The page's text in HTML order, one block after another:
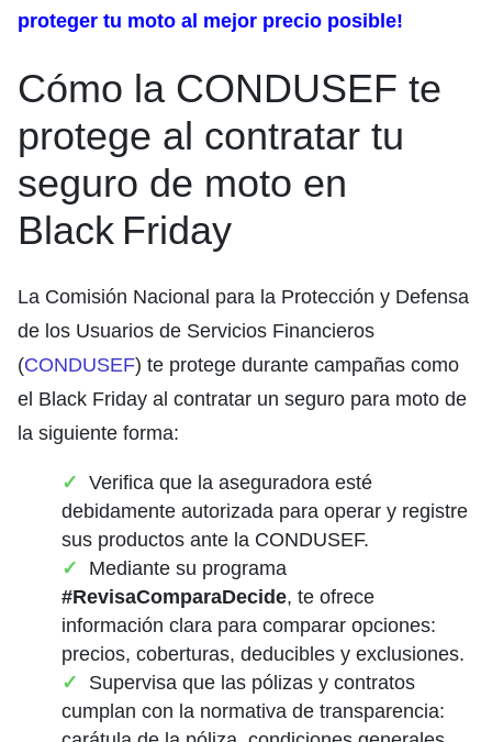
proteger tu moto al mejor precio posible!
Cómo la CONDUSEF te
protege al contratar tu
seguro de moto en
Black Friday
La Comisión Nacional para la Protección y Defensa
de los Usuarios de Servicios Financieros
(CONDUSEF) te protege durante campañas como
el Black Friday al contratar un seguro para moto de
la siguiente forma:
Verifica que la aseguradora esté
debidamente autorizada para operar y registre
sus productos ante la CONDUSEF.
Mediante su programa
#RevisaComparaDecide, te ofrece
información clara para comparar opciones:
precios, coberturas, deducibles y exclusiones.
Supervisa que las pólizas y contratos
cumplan con la normativa de transparencia: